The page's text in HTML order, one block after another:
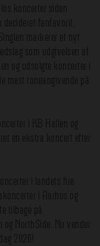
koncerter siden
decideret fanfavorit,
markerer et nyt
som udgivelsen af
og udsolgte koncerter i
mest toneangivende på
i KB Hallen og
en ekstra koncert efter
i landets fire
i Aarhus og
tilbage på
NorthSide. Nu vender
2026!